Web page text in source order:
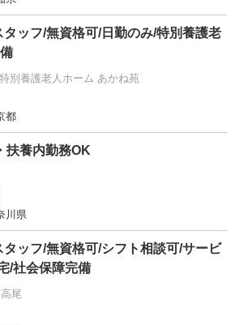
タッフ/無資格可/日勤のみ/特別養護老
別養護老人ホーム あかね苑
都
扶養内勤務OK
川県
タッフ/無資格可/シフト相談可/サービ
/社会保障完備
尾